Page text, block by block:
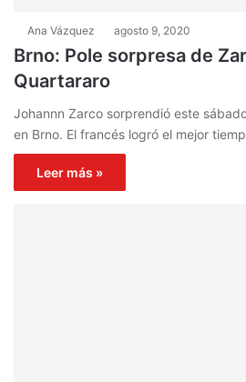
Ana Vázquez agosto 9, 2020
Brno: Pole sorpresa de
Quartararo
Johannn Zarco sorprendió este
en Brno. El francés logró el mejor
Leer más »